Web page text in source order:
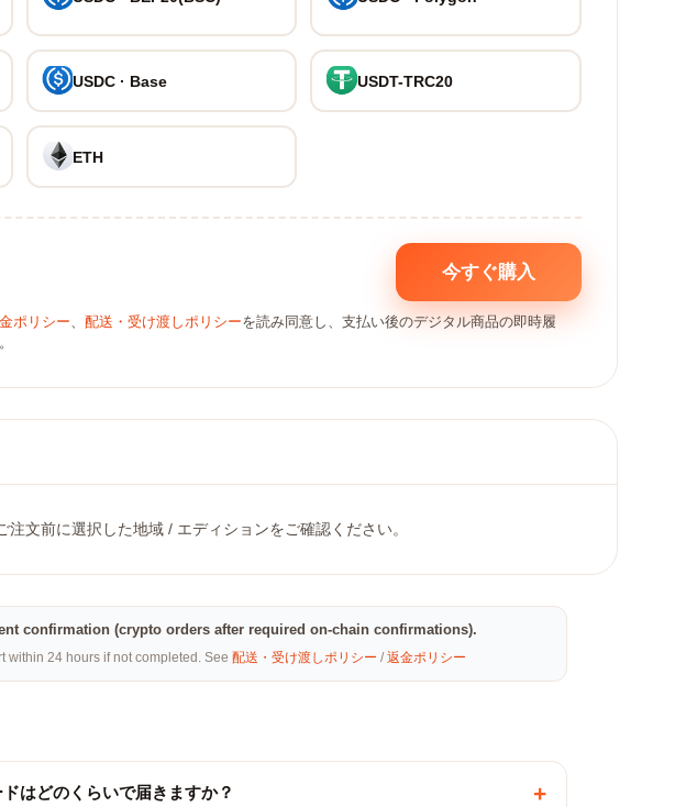
USDC · Base USDT-TRC20
ETH
今すぐ購入
ポリシー、 配送・受け渡しポリシーを読み同意し、支払い後のデジタル商品の即時履
文前に選択した地域 / エディションをご確認ください。
confirmation (crypto orders after required on-chain confirmations).
within 24 hours if not completed. See 配送・受け渡しポリシー /返金ポリシー
ドはどのくらいで届きますか？ +